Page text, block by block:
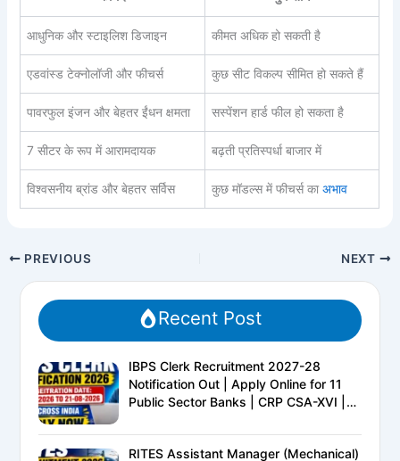
आधुनिक और स्टाइलिश डिजाइन कीमत अधिक हो सकती है
एडवांस्ड टेक्नोलॉजी और फीचर्स कुछ सीट विकल्प सीमित हो सकते हैं
पावरफुल इंजन और बेहतर ईंधन क्षमता सस्पेंशन हार्ड फील हो सकता है
7 सीटर के रूप में आरामदायक बढ़ती प्रतिस्पर्धा बाजार में
विश्वसनीय ब्रांड और बेहतर सर्विस कुछ मॉडल्स में फीचर्स काअभाव
PREVIOUS NEXT
Recent Post
IBPS Clerk Recruitment 2027-28
Notification Out | Apply Online for 11
Public Sector Banks | CRP CSA-XVI |
Complete Details
RITES Assistant Manager (Mechanical)